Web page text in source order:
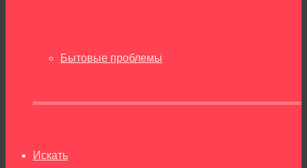
Бытовые проблемы
Искать